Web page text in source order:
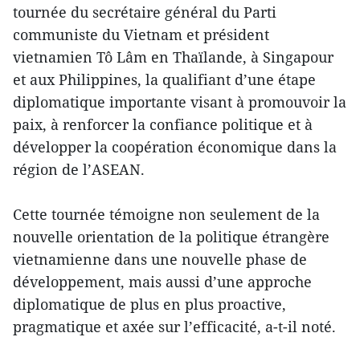
tournée du secrétaire général du Parti
communiste du Vietnam et président
vietnamien Tô Lâm en Thaïlande, à Singapour
et aux Philippines, la qualifiant d’une étape
diplomatique importante visant à promouvoir la
paix, à renforcer la confiance politique et à
développer la coopération économique dans la
région de l’ASEAN.
Cette tournée témoigne non seulement de la
nouvelle orientation de la politique étrangère
vietnamienne dans une nouvelle phase de
développement, mais aussi d’une approche
diplomatique de plus en plus proactive,
pragmatique et axée sur l’efficacité, a-t-il noté.